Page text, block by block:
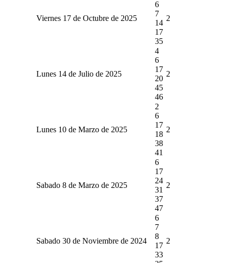
Viernes 17 de Octubre de 2025
6
7
14
17
35
2
Lunes 14 de Julio de 2025
4
6
17
20
45
46
2
Lunes 10 de Marzo de 2025
2
6
17
18
38
41
2
Sabado 8 de Marzo de 2025
6
17
24
31
37
47
2
Sabado 30 de Noviembre de 2024
6
7
8
17
33
2